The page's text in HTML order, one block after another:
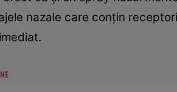
nazale care conţin